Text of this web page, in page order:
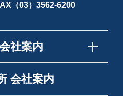
（03）3562-6200
社案内
会社案内